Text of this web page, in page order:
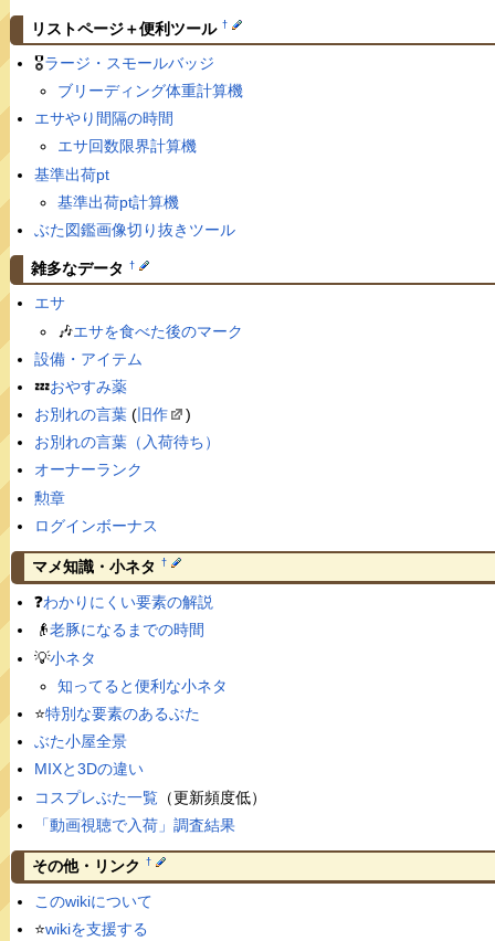
リストページ＋便利ツール †
🎖ラージ・スモールバッジ
ブリーディング体重計算機
エサやり間隔の時間
エサ回数限界計算機
基準出荷pt
基準出荷pt計算機
ぶた図鑑画像切り抜きツール
雑多なデータ †
エサ
🎶エサを食べた後のマーク
設備・アイテム
💤おやすみ薬
お別れの言葉(旧作
)
お別れの言葉（入荷待ち）
オーナーランク
勲章
ログインボーナス
マメ知識・小ネタ †
❓わかりにくい要素の解説
👴老豚になるまでの時間
💡小ネタ
知ってると便利な小ネタ
⭐️特別な要素のあるぶた
ぶた小屋全景
MIXと3Dの違い
コスプレぶた一覧（更新頻度低）
「動画視聴で入荷」調査結果
その他・リンク †
このwikiについて
⭐️wikiを支援する